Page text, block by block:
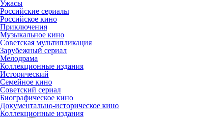
Ужасы
Российские сериалы
Российское кино
Приключения
Музыкальное кино
Советская мультипликация
Зарубежный сериал
Мелодрама
Коллекционные издания
Исторический
Семейное кино
Советский сериал
Биографическое кино
Документально-историческое кино
Коллекционные издания